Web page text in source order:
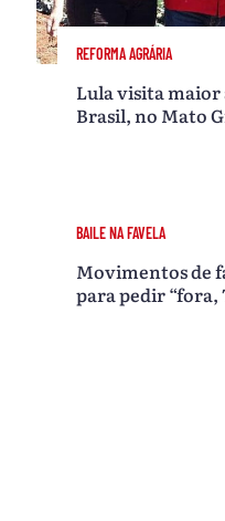
REFORMA AGRÁRIA
Lula visita
Brasil, no Mato
BAILE NA FAVELA
Movimentos de
para pedir “fora,